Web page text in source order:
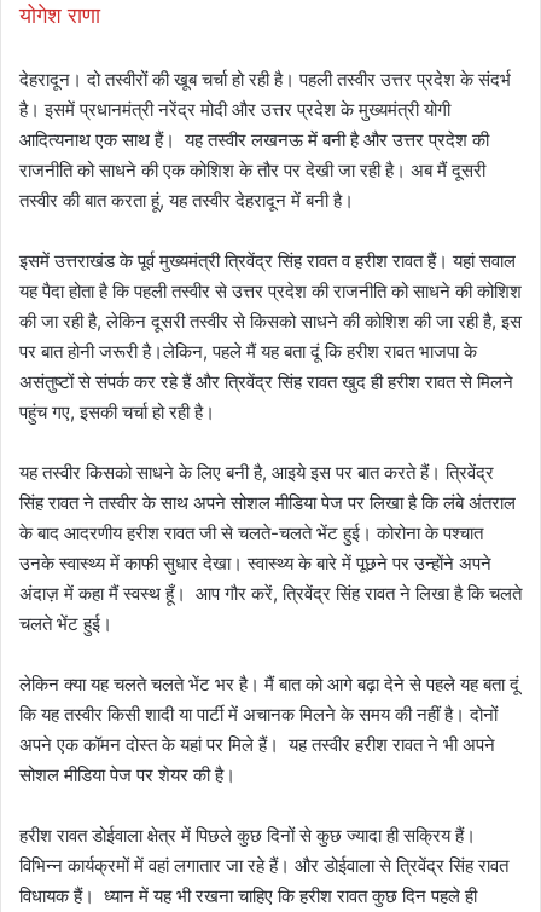
योगेश राणा
देहरादून। दो तस्वीरों की खूब चर्चा हो रही है। पहली तस्वीर उत्तर प्रदेश के संदर्भ
है। इसमें प्रधानमंत्री नरेंद्र मोदी और उत्तर प्रदेश के मुख्यमंत्री योगी
आदित्यनाथ एक साथ हैं। यह तस्वीर लखनऊ में बनी है और उत्तर प्रदेश की
राजनीति को साधने की एक कोशिश के तौर पर देखी जा रही है। अब मैं दूसरी
तस्वीर की बात करता हूं, यह तस्वीर देहरादून में बनी है।
इसमें उत्तराखंड के पूर्व मुख्यमंत्री त्रिवेंद्र सिंह रावत व हरीश रावत हैं। यहां सवाल
यह पैदा होता है कि पहली तस्वीर से उत्तर प्रदेश की राजनीति को साधने की कोशिश
की जा रही है, लेकिन दूसरी तस्वीर से किसको साधने की कोशिश की जा रही है, इस
पर बात होनी जरूरी है।लेकिन, पहले मैं यह बता दूं कि हरीश रावत भाजपा के
असंतुष्टों से संपर्क कर रहे हैं और त्रिवेंद्र सिंह रावत खुद ही हरीश रावत से मिलने
पहुंच गए, इसकी चर्चा हो रही है।
यह तस्वीर किसको साधने के लिए बनी है, आइये इस पर बात करते हैं। त्रिवेंद्र
सिंह रावत ने तस्वीर के साथ अपने सोशल मीडिया पेज पर लिखा है कि लंबे अंतराल
के बाद आदरणीय हरीश रावत जी से चलते-चलते भेंट हुई। कोरोना के पश्चात
उनके स्वास्थ्य में काफी सुधार देखा। स्वास्थ्य के बारे में पूछने पर उन्होंने अपने
अंदाज़ में कहा मैं स्वस्थ हूँ। आप गौर करें, त्रिवेंद्र सिंह रावत ने लिखा है कि चलते
चलते भेंट हुई।
लेकिन क्या यह चलते चलते भेंट भर है। मैं बात को आगे बढ़ा देने से पहले यह बता दूं
कि यह तस्वीर किसी शादी या पार्टी में अचानक मिलने के समय की नहीं है। दोनों
अपने एक कॉमन दोस्त के यहां पर मिले हैं। यह तस्वीर हरीश रावत ने भी अपने
सोशल मीडिया पेज पर शेयर की है।
हरीश रावत डोईवाला क्षेत्र में पिछले कुछ दिनों से कुछ ज्यादा ही सक्रिय हैं।
विभिन्न कार्यक्रमों में वहां लगातार जा रहे हैं। और डोईवाला से त्रिवेंद्र सिंह रावत
विधायक हैं। ध्यान में यह भी रखना चाहिए कि हरीश रावत कुछ दिन पहले ही